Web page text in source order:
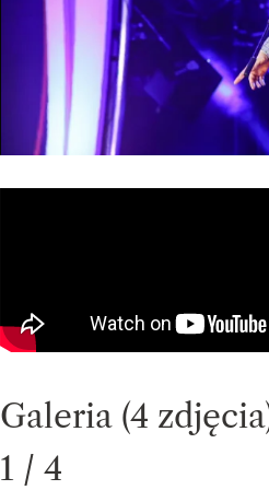
Galeria (4
1 / 4